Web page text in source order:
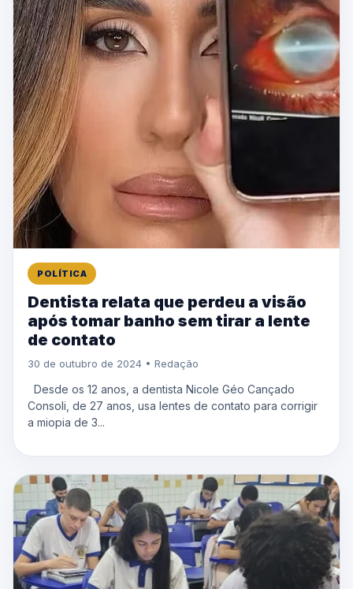
POLÍTICA
Dentista relata que perdeu a visão
após tomar banho sem tirar a lente
de contato
30 de outubro de 2024 • Redação
Desde os 12 anos, a dentista Nicole Géo Cançado
Consoli, de 27 anos, usa lentes de contato para corrigir
a miopia de 3...